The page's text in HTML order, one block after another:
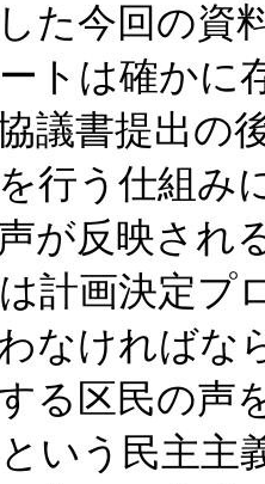
た今回の資
トは確かに
議書提出の
行う仕組み
が反映され
計画決定プ
なければな
る区民の声
いう民主主